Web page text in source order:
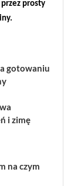
prosty
gotowaniu
i zimę
na czym